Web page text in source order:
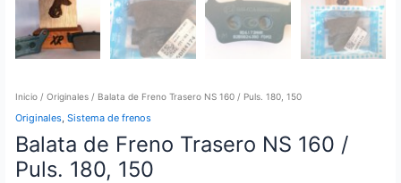
Inicio/ Originales/ Balata de Freno Trasero NS 160 / Puls. 180, 150
Originales, Sistema de frenos
Balata de Freno Trasero NS 160 /
Puls. 180, 150